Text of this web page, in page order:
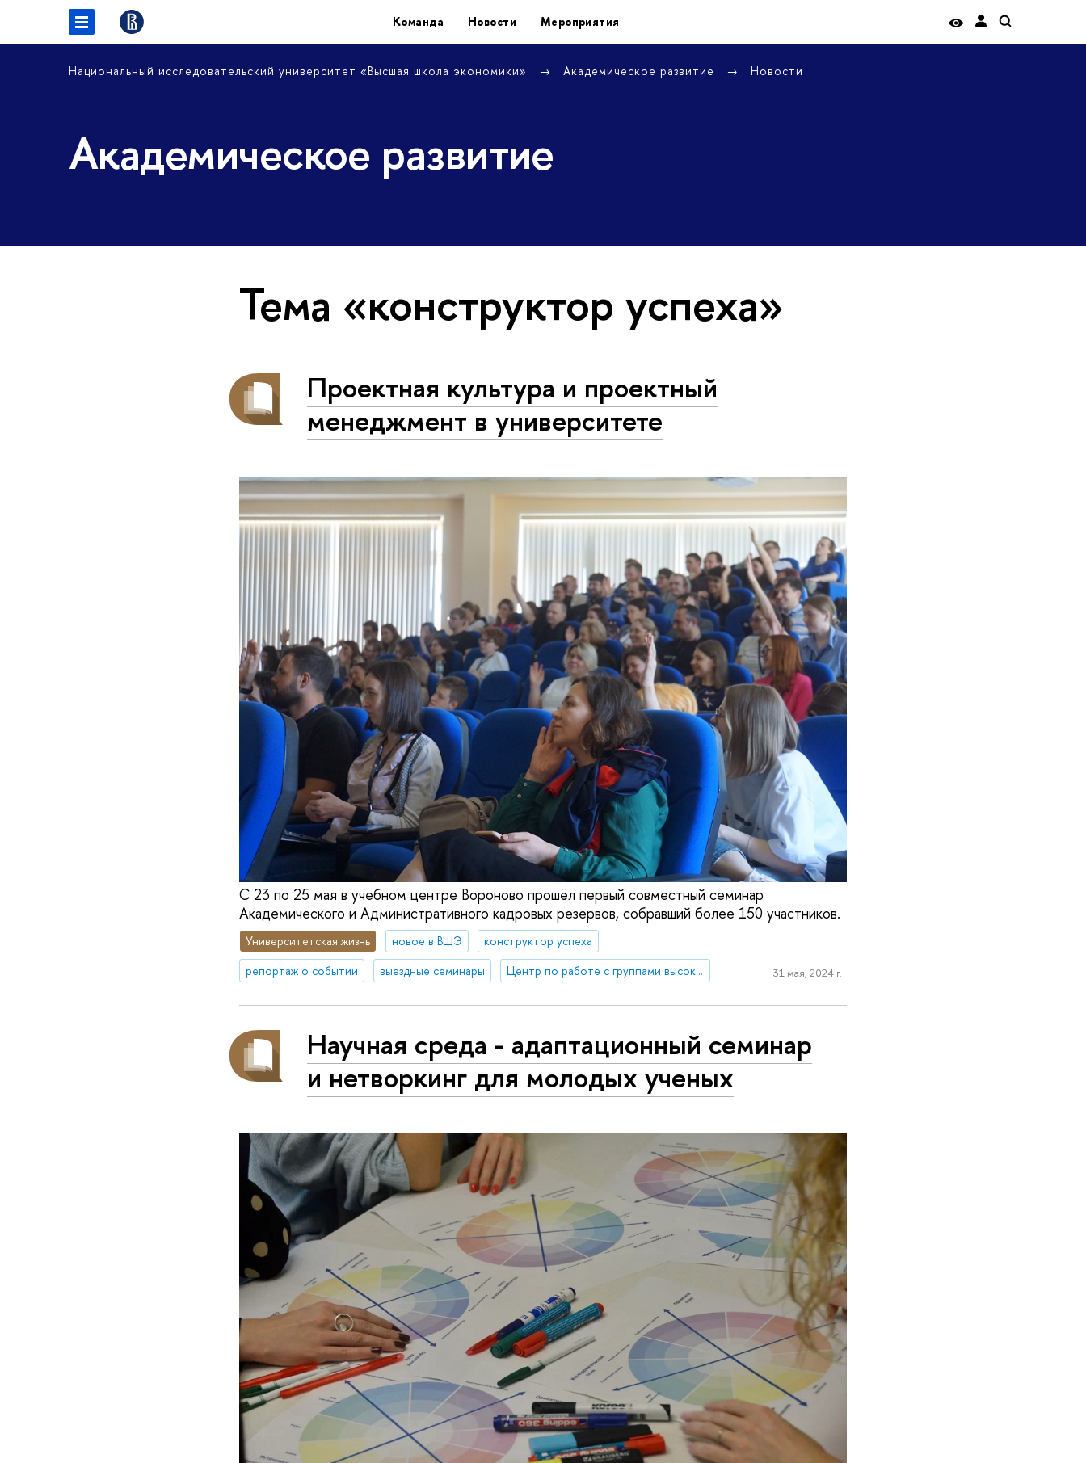
Команда Новости Мероприятия
Национальный исследовательский университет «Высшая школа экономики» Академическое развитие Новости
Академическое развитие
Тема «конструктор успеха»
Проектная культура и проектный
менеджмент в университете
С 23 по 25 мая в учебном центре Вороново прошёл первый совместный семинар
Академического и Административного кадровых резервов, собравший более 150 участников.
Университетская жизнь новое в ВШЭ
конструктор успеха
репортаж о событии
выездные семинары Центр по работе с группами высокого профессионального потенциала 31 мая, 2024 г.
Научная среда - адаптационный семинар
и нетворкинг для молодых ученых